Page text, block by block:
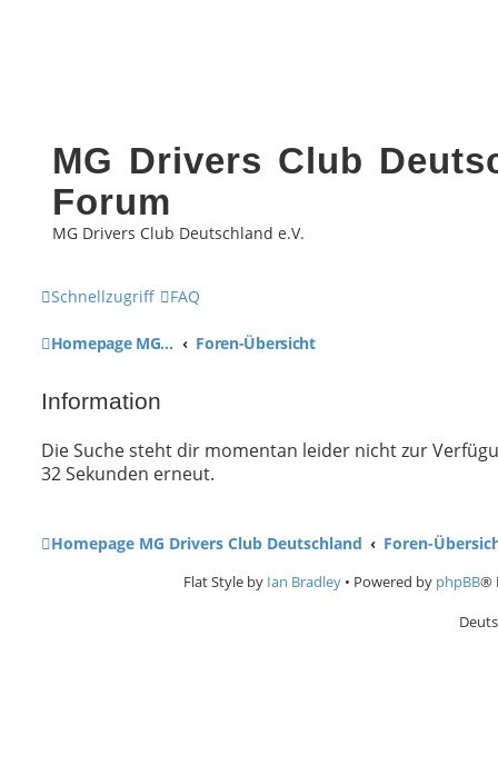
MG Drivers Club
Forum
MG Drivers Club Deutschland e.V.
Schnellzugriff FAQ
Homepage MG Drivers Club Deutschland Foren-Übersicht
Information
Die Suche steht dir momentan leider nicht zur
32 Sekunden erneut.
Homepage MG Drivers Club Deutschland Foren-
Flat Style by Ian Bradley • Powered by phpBB®